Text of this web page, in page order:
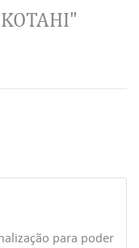
para poder